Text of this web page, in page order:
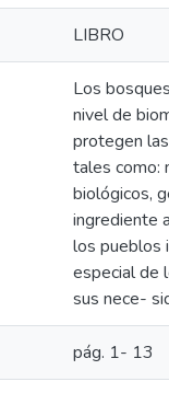
LIBRO
Los
nivel de
protegen
tales como:
biológicos,
ingrediente
los pueblos
especial de
sus nece-
pág. 1- 13